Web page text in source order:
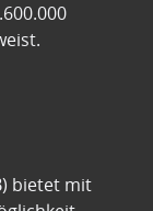
bietet mit